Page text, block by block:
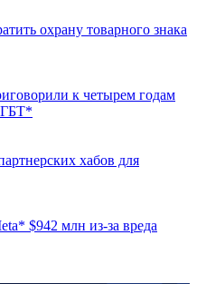
охрану товарного знака
к четырем годам
хабов для
$942 млн из-за вреда